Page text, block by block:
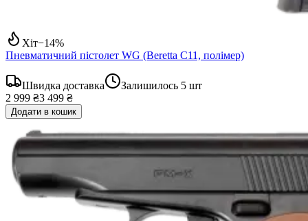
Хіт−14%
Пневматичний пістолет WG (Beretta C11, полімер)
Швидка доставка Залишилось 5 шт
2 999 ₴3 499 ₴
Додати в кошик